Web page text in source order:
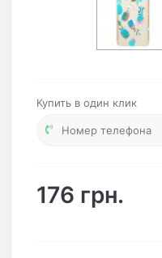
Купить в один клик
176 грн.